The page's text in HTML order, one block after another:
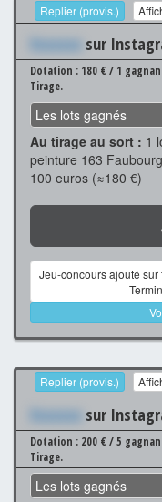
Replier (provis.)
Xxxxxxx sur
Dotation : 180 € / 1
Tirage.
Les lots gagnés
Au tirage au sort : 1
peinture 163
100 euros (≈180 €)
Jeu-concours ajouté sur
Replier (provis.)
Xxxxxxx sur
Dotation : 200 € / 5
Tirage.
Les lots gagnés